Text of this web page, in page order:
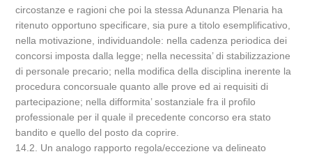
circostanze e ragioni che poi la stessa Adunanza Plenaria ha
ritenuto opportuno specificare, sia pure a titolo esemplificativo,
nella motivazione, individuandole: nella cadenza periodica dei
concorsi imposta dalla legge; nella necessita’ di stabilizzazione
di personale precario; nella modifica della disciplina inerente la
procedura concorsuale quanto alle prove ed ai requisiti di
partecipazione; nella difformita’ sostanziale fra il profilo
professionale per il quale il precedente concorso era stato
bandito e quello del posto da coprire.
14.2. Un analogo rapporto regola/eccezione va delineato